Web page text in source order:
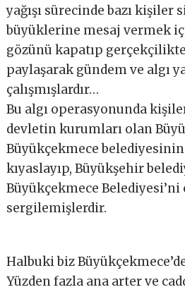
yağışı sürecinde bazı
büyüklerine mesaj vermek
gözünü kapatıp
paylaşarak gündem ve algı
çalışmışlardır…
Bu algı operasyonunda
devletin kurumları olan
Büyükçekmece belediyesinin
kıyaslayıp, Büyükşehir
Büyükçekmece
sergilemişlerdir.
Halbuki biz
Yüzden fazla ana arter ve